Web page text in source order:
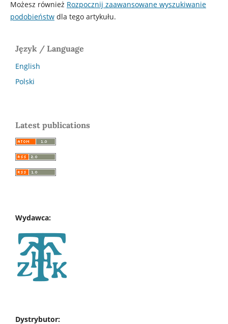
Możesz również Rozpocznij zaawansowane wyszukiwanie
podobieństwdla tego artykułu.
Język / Language
English
Polski
Latest publications
Wydawca:
Dystrybutor: